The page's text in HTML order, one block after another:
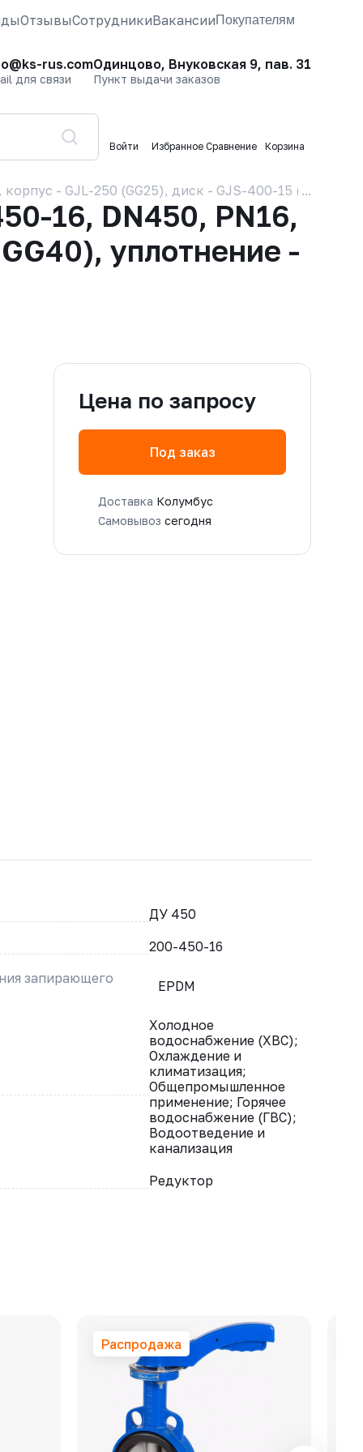
ОтзывыСотрудникиВакансииПокупателям
rus.com
для связи
Одинцово, Внуковская 9, пав. 31
Пункт выдачи заказов
Войти Избранное Сравнение Корзина
- GJL-250 (GG25), диск - GJS-400-15
16, DN450, PN16,
уплотнение -
Цена по запросу
Под заказ
Доставка Колумбус
Самовывоз сегодня
ДУ 450
200-450-16
запирающего
EPDM
Холодное
водоснабжение (ХВС);
Охлаждение и
климатизация;
Общепромышленное
применение; Горячее
водоснабжение (ГВС);
Водоотведение и
канализация
Редуктор
Распродажа